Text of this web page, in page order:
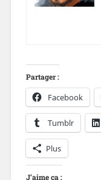
Partager :
Facebook
Tumblr
Plus
J’aime ça :